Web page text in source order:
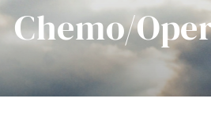
Behandeling en therapie
Referenties
Chemo/